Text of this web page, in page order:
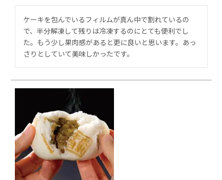
ケーキを包んでいるフィルムが真ん中で割れているの
で、半分解凍して残りは冷凍するのにとても便利でし
た。もう少し果肉感があると更に良いと思います。あっ
さりとしていて美味しかったです。